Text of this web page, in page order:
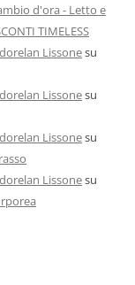
d'ora - Letto e
TIMELESS
Lissonesu
Lissonesu
Lissonesu
Lissonesu